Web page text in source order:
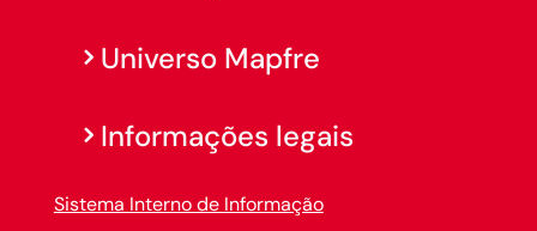
Universo Mapfre
Informações legais
Sistema Interno de Informação